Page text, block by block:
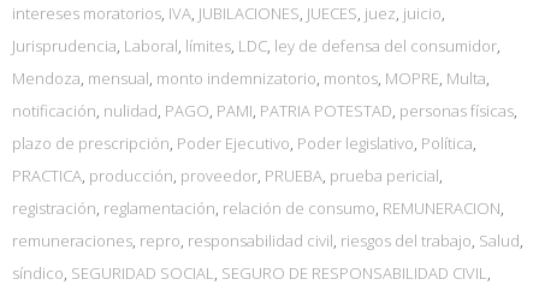
intereses moratorios, IVA, JUBILACIONES, JUECES, juez, juicio,
Jurisprudencia, Laboral, límites, LDC, ley de defensa del consumidor,
Mendoza, mensual, monto indemnizatorio, montos, MOPRE, Multa,
notificación, nulidad, PAGO, PAMI, PATRIA POTESTAD, personas físicas,
plazo de prescripción, Poder Ejecutivo, Poder legislativo, Política,
PRACTICA, producción, proveedor, PRUEBA, prueba pericial,
registración, reglamentación, relación de consumo, REMUNERACION,
remuneraciones, repro, responsabilidad civil, riesgos del trabajo, Salud,
síndico, SEGURIDAD SOCIAL, SEGURO DE RESPONSABILIDAD CIVIL,